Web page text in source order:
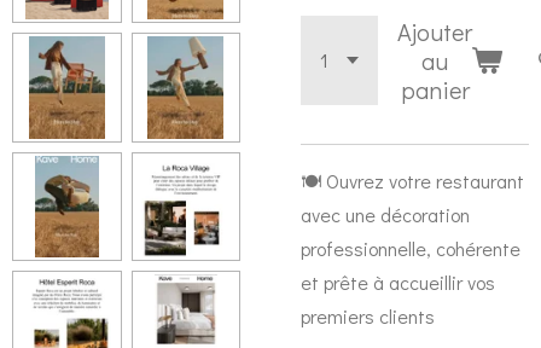
Ajouter
au
panier
🍽️ Ouvrez votre restaurant
avec une décoration
professionnelle, cohérente
et prête à accueillir vos
premiers clients